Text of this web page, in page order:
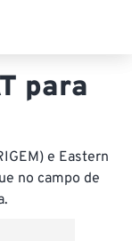
para
e Eastern
no campo de